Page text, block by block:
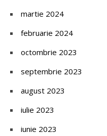
martie 2024
februarie 2024
octombrie 2023
septembrie 2023
august 2023
iulie 2023
iunie 2023